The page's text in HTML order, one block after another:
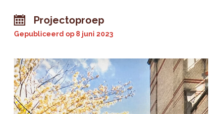
Projectoproep
Gepubliceerd op 8 juni 2023